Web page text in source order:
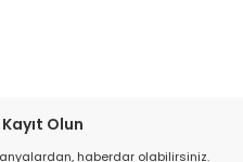
Olun
haberdar olabilirsiniz.